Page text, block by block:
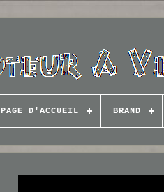
PAGE D'ACCUEIL BRAND